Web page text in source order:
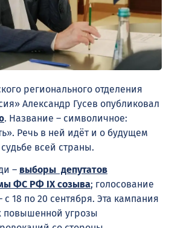
регионального отделения
Александр Гусев опубликовал
. Название – символичное:
Речь в ней идёт и о будущем
всей страны.
– выборы депутатов
ФС РФ IX созыва; голосование
18 по 20 сентября. Эта кампания
повышенной угрозы